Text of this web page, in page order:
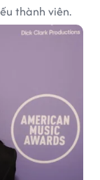
thành viên.